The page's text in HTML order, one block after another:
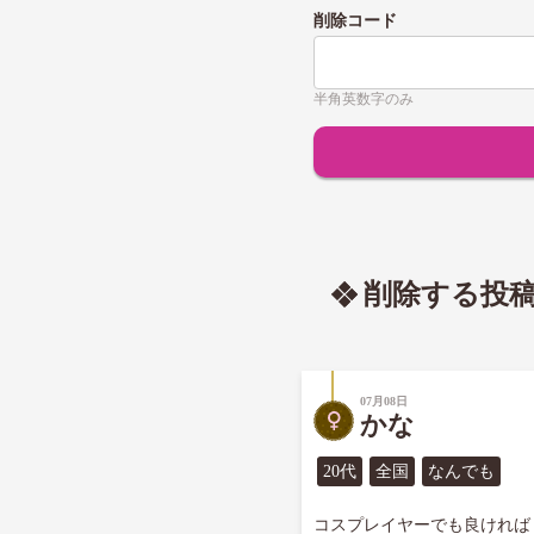
削除コード
半角英数字のみ
削除する投
07月08日
かな
20代 全国 なんでも
コスプレイヤーでも良ければ